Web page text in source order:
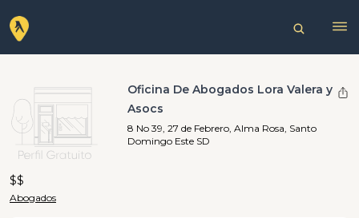
Oficina De Abogados Lora Valera y
Asocs
8 No 39, 27 de Febrero, Alma Rosa, Santo
Domingo Este SD
$$
Abogados